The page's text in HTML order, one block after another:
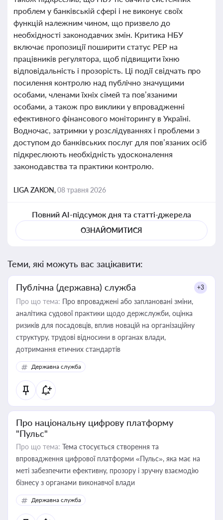
проблем у банківській сфері і не виконує своїх
функцій належним чином, що призвело до
необхідності законодавчих змін. Критика НБУ
включає пропозиції поширити статус PEP на
працівників регулятора, щоб підвищити їхню
відповідальність і прозорість. Ці події свідчать про
посилення контролю над публічно значущими
особами, членами їхніх сімей та пов’язаними
особами, а також про виклики у впровадженні
ефективного фінансового моніторингу в Україні.
Водночас, затримки у розслідуваннях і проблеми з
доступом до банківських послуг для пов’язаних осіб
підкреслюють необхідність удосконалення
законодавства та практики контролю.
LIGA ZAKON,08 травня 2026
Повний AI-підсумок дня та статті-джерела
ОЗНАЙОМИТИСЯ
Теми, які можуть вас зацікавити:
Публічна (державна) служба +3
Про що тема: Про впроваджені або заплановані зміни,
аналітика судової практики щодо держслужби, оцінка
ризиків для посадовців, вплив новацій на організаційну
структуру, трудові відносини в органах влади,
дотримання етичних стандартів
Державна служба
Про національну цифрову платформу
"Пульс"
Про що тема: Тема стосується створення та
впровадження цифрової платформи «Пульс», яка має на
меті забезпечити ефективну, прозору і зручну взаємодію
бізнесу з органами виконавчої влади
Державна служба